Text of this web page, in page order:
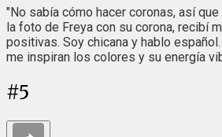
"No sabía cómo hacer coronas, así
la foto de Freya con su corona, recibí
positivas. Soy chicana y hablo
me inspiran los colores y su energía
#5